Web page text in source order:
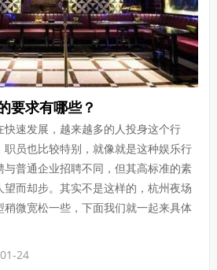
要求有哪些？
速发展，越来越多的人投身这个行
员也比较特别，就像就是这种娱乐行
普通企业招聘不同，但其高标准的素
而却步。其实不是这样的，杭州夜场
微宽松一些，下面我们就一起来具体
01-24